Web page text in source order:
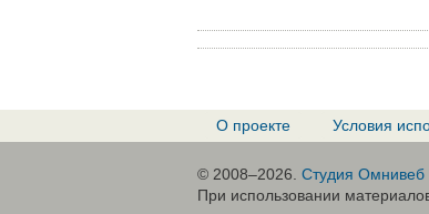
О проекте Условия
© 2008–2026. Студия Омнивеб
При использовании